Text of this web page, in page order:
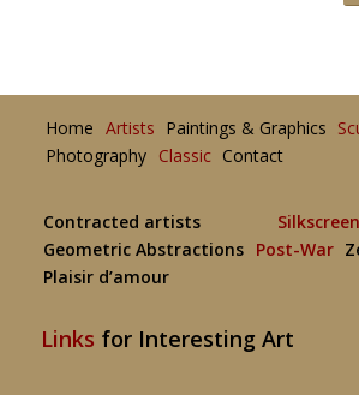
Home Artists Paintings & Graphics
Photography Classic Contact
Contracted artists
Geometric Abstractions
Post-War
Plaisir d’amour
Links for Interesting Art